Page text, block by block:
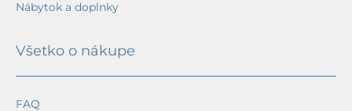
Nábytok a doplnky
Všetko o nákupe
FAQ